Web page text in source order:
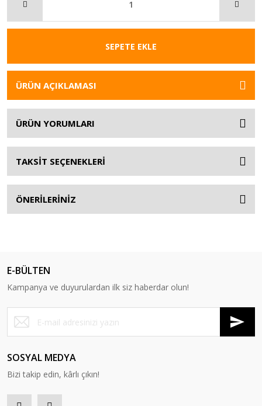
SEPETE EKLE
ÜRÜN AÇIKLAMASI
ÜRÜN YORUMLARI
TAKSİT SEÇENEKLERİ
ÖNERİLERİNİZ
E-BÜLTEN
Kampanya ve duyurulardan ilk siz haberdar olun!
SOSYAL MEDYA
Bizi takip edin, kârlı çıkın!